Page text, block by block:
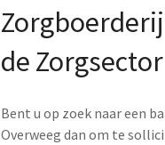
de Zorgsector
Bent u op zoek naar een
Overweeg dan om te